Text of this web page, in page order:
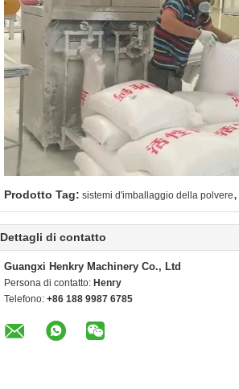
Prodotto Tag: sistemi d'imballaggio della polvere,
Dettagli di contatto
Guangxi Henkry Machinery Co., Ltd
Persona di contatto: Henry
Telefono: +86 188 9987 6785